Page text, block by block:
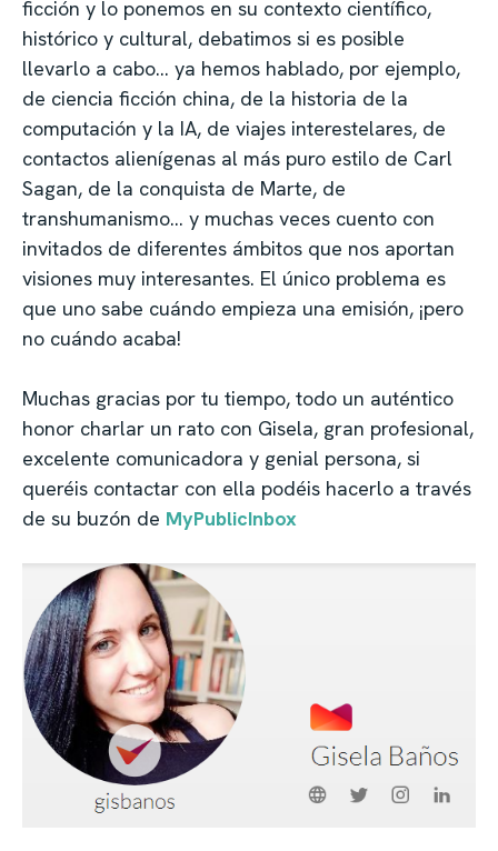
ficción y lo ponemos en su contexto científico,
histórico y cultural, debatimos si es posible
llevarlo a cabo… ya hemos hablado, por ejemplo,
de ciencia ficción china, de la historia de la
computación y la IA, de viajes interestelares, de
contactos alienígenas al más puro estilo de Carl
Sagan, de la conquista de Marte, de
transhumanismo… y muchas veces cuento con
invitados de diferentes ámbitos que nos aportan
visiones muy interesantes. El único problema es
que uno sabe cuándo empieza una emisión, ¡pero
no cuándo acaba!
Muchas gracias por tu tiempo, todo un auténtico
honor charlar un rato con Gisela, gran profesional,
excelente comunicadora y genial persona, si
queréis contactar con ella podéis hacerlo a través
de su buzón de MyPublicInbox